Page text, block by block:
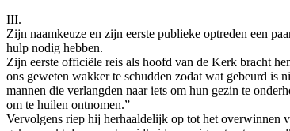
III.
Zijn naamkeuze en zijn eerste publieke optreden een
hulp nodig hebben.
Zijn eerste officiële reis als hoofd van de Kerk bracht
ons geweten wakker te schudden zodat wat gebeurd is
mannen die verlangden naar iets om hun gezin te
om te huilen ontnomen.”
Vervolgens riep hij herhaaldelijk op tot het overwinnen